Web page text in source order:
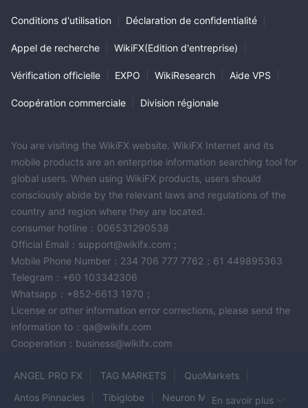
Conditions d'utilisation Déclaration de confidentialité
Appel de recherche WikiFX(Edition d'entreprise)
Vérification officielle EXPO WikiResearch Aide VPS
Coopération commerciale Division régionale
You are visiting the WikiFX website. WikiFX Internet and its
mobile products are an enterprise information searching tool for
global users. When using WikiFX products, users should
consciously abide by the relevant laws and regulations of the
country and region where they are located.
consumer hotline：006531290538
Official Email：support@wikifx.com；
Mobile Phone Number：234 706 777 7762；61 449895363
Telegram：+60 103342306
Whatsapp：+852-6613 1970；
License or other information error corrections, please send the
information to：qa@wikifx.com
Cooperation：business@wikifx.com
ANGEL PRO FX TAG MARKETS
QuoMarkets
Antos Pinnacles
Tibiglobe Neuron MarketsEn savoir plus